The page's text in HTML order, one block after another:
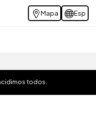
Mapa Esp
todos.